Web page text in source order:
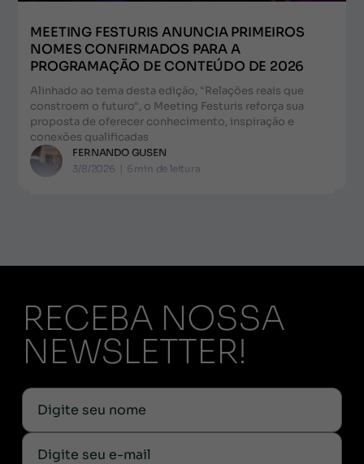
MEETING FESTURIS ANUNCIA PRIMEIROS
NOMES CONFIRMADOS PARA A
PROGRAMAÇÃO DE CONTEÚDO DE 2026
Alinhado ao tema desta edição, "Relações reais que
constroem o futuro", o Meeting Festuris reforça sua
proposta de oferecer conhecimento, inspiração e
conexões qualificadas
FERNANDO GUSEN
3/8/2026 | 6 min de leitura
RECEBA NOSSA
NEWSLETTER!